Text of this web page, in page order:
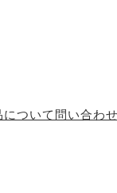
について問い合わ